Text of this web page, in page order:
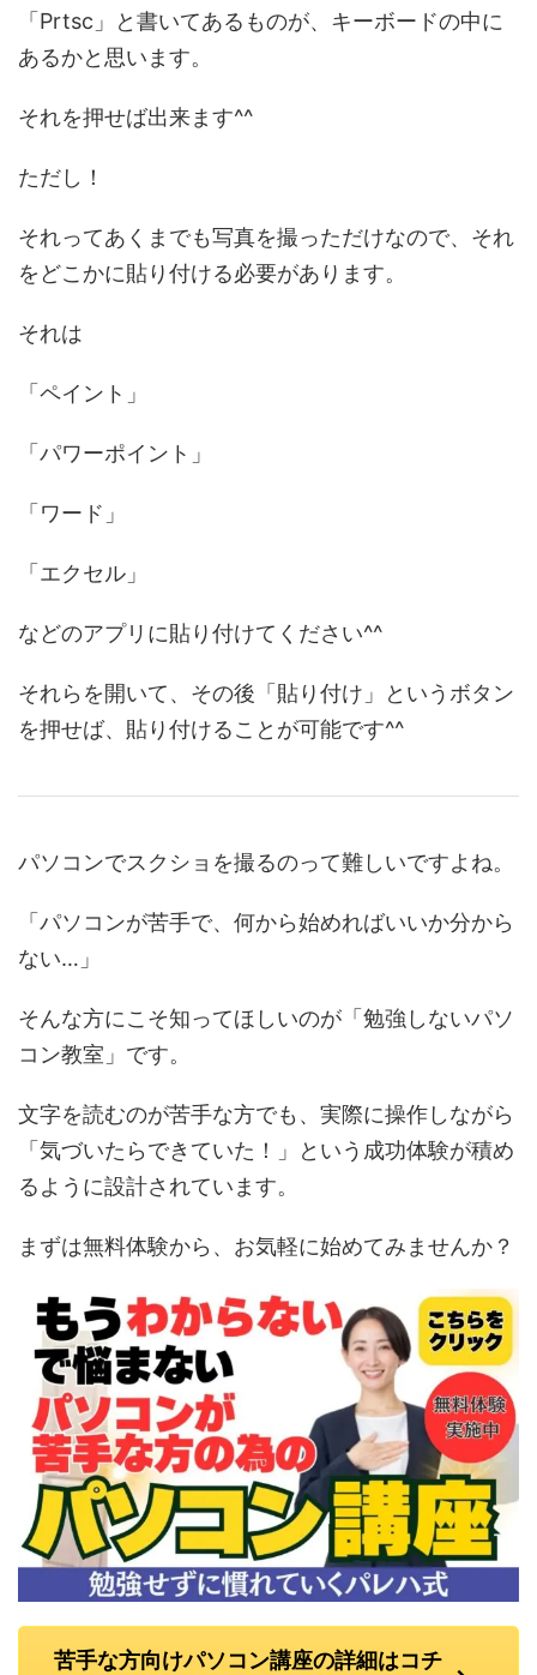
「Prtsc」と書いてあるものが、キーボードの中に
あるかと思います。
それを押せば出来ます^^
ただし！
それってあくまでも写真を撮っただけなので、それ
をどこかに貼り付ける必要があります。
それは
「ペイント」
「パワーポイント」
「ワード」
「エクセル」
などのアプリに貼り付けてください^^
それらを開いて、その後「貼り付け」というボタン
を押せば、貼り付けることが可能です^^
パソコンでスクショを撮るのって難しいですよね。
「パソコンが苦手で、何から始めればいいか分から
ない…」
そんな方にこそ知ってほしいのが「勉強しないパソ
コン教室」です。
文字を読むのが苦手な方でも、実際に操作しながら
「気づいたらできていた！」という成功体験が積め
るように設計されています。
まずは無料体験から、お気軽に始めてみませんか？
苦手な方向けパソコン講座の詳細はコチ